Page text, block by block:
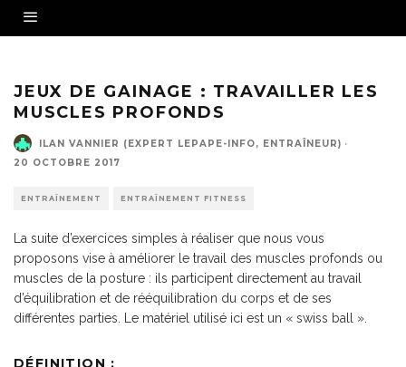
JEUX DE GAINAGE : TRAVAILLER LES
MUSCLES PROFONDS
ILAN VANNIER (EXPERT LEPAPE-INFO, ENTRAÎNEUR) ·
20 OCTOBRE 2017
ENTRAÎNEMENT ENTRAÎNEMENT FITNESS
La suite d’exercices simples à réaliser que nous vous
proposons vise à améliorer le travail des muscles profonds ou
muscles de la posture : ils participent directement au travail
d’équilibration et de rééquilibration du corps et de ses
différentes parties. Le matériel utilisé ici est un « swiss ball ».
DÉFINITION :